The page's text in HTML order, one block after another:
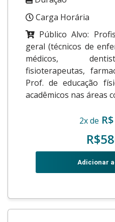
Carga Horária
Público Alvo:
geral (técnicos de
médicos,
fisioterapeutas,
Prof. de educação
acadêmicos nas áreas
2x de
Adicionar